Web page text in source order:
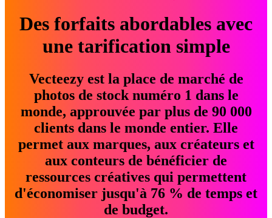
Des forfaits abordables avec
une tarification simple
Vecteezy est la place de marché de
photos de stock numéro 1 dans le
monde, approuvée par plus de 90 000
clients dans le monde entier. Elle
permet aux marques, aux créateurs et
aux conteurs de bénéficier de
ressources créatives qui permettent
d'économiser jusqu'à 76 % de temps et
de budget.